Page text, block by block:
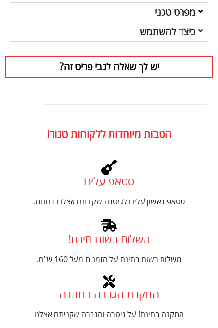
מפרט טכני
כיצד להשתמש
יש לך שאלה לגבי פריט זה?
הטבות מיוחדות ללקוחות טנור!
סטאפ עלינו
סטאפ ראשון עלינו לגיטרה שקינתם אצלנו בחנות.
משלוח רשום חינם!
משלוח רשום בחינם על הזמנות מעל 160 ש"ח.
התקנת הגברה במתנה
התקנה בחינם! על גיטרה והגברה שקניתם אצלנו